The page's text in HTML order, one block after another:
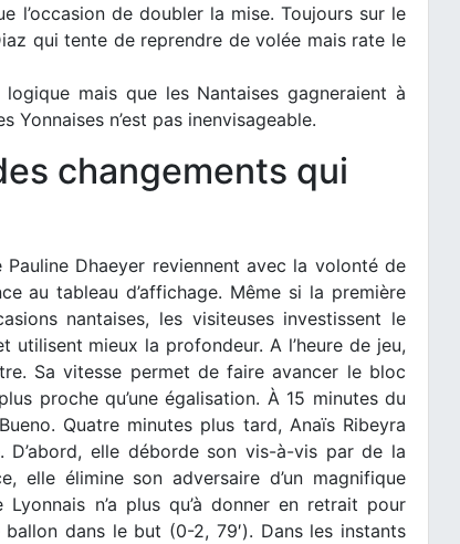
l’occasion de doubler la mise. Toujours sur le
qui tente de reprendre de volée mais rate le
mais que les Nantaises gagneraient à
n’est pas inenvisageable.
changements qui
Dhaeyer reviennent avec la volonté de
au tableau d’affichage. Même si la première
nantaises, les visiteuses investissent le
mieux la profondeur. A l’heure de jeu,
Sa vitesse permet de faire avancer le bloc
proche qu’une égalisation. À 15 minutes du
Quatre minutes plus tard, Anaïs Ribeyra
elle déborde son vis-à-vis par de la
elle élimine son adversaire d’un magnifique
n’a plus qu’à donner en retrait pour
dans le but (0-2, 79′). Dans les instants